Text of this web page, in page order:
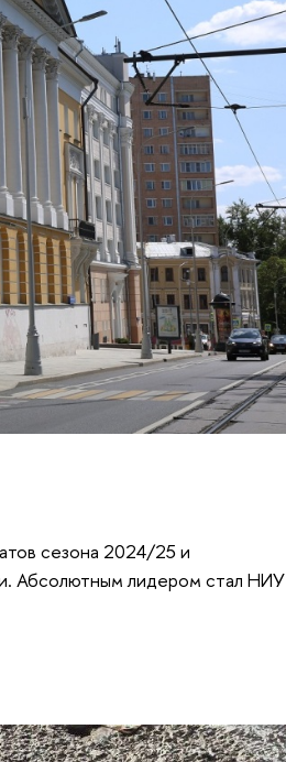
сезона 2024/25 и
Абсолютным лидером стал НИУ